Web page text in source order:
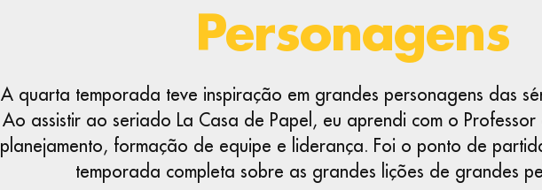
Personagens
A quarta temporada teve inspiração em grandes personagens das
Ao assistir ao seriado La Casa de Papel, eu aprendi com o Professor
planejamento, formação de equipe e liderança. Foi o ponto de
temporada completa sobre as grandes lições de grandes